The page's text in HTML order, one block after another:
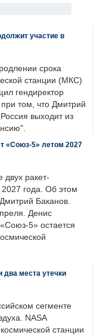
участие в
срока
станции (МКС)
гендиректор
том, что Дмитрий
выходит из
«Союз-5» летом 2027
двух ракет-
года. Об этом
Баканов.
Денис
5» остается
места утечки
сегменте
NASA
станции